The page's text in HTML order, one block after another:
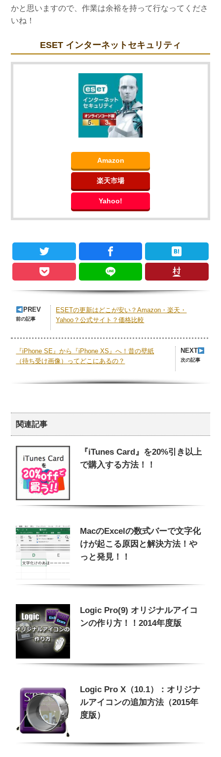
かと思いますので、作業は余裕を持って行なってくださ
いね！
ESET インターネットセキュリティ
Amazon
楽天市場
Yahoo!
PREV
前の記事
ESETの更新はどこが安い？Amazon・楽天・
Yahoo？公式サイト？価格比較
NEXT
次の記事
『iPhone SE』から『iPhone XS』へ！昔の壁紙
（待ち受け画像）ってどこにあるの？
関連記事
『iTunes Card』を20%引き以上
で購入する方法！！
MacのExcelの数式バーで文字化
けが起こる原因と解決方法！や
っと発見！！
Logic Pro(9) オリジナルアイコ
ンの作り方！！2014年度版
Logic Pro X（10.1）：オリジナ
ルアイコンの追加方法（2015年
度版）